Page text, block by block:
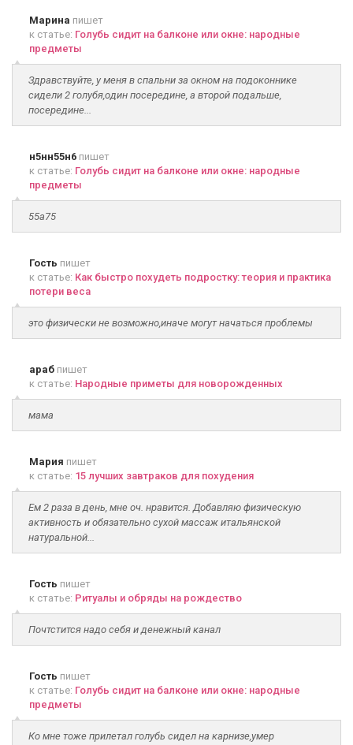
Марина пишет
к статье: Голубь сидит на балконе или окне: народные
предметы
Здравствуйте, у меня в спальни за окном на подоконнике
сидели 2 голубя,один посередине, а второй подальше,
посередине...
н5нн55н6 пишет
к статье: Голубь сидит на балконе или окне: народные
предметы
55а75
Гость пишет
к статье: Как быстро похудеть подростку: теория и практика
потери веса
это физически не возможно,иначе могут начаться проблемы
араб пишет
к статье: Народные приметы для новорожденных
мама
Мария пишет
к статье: 15 лучших завтраков для похудения
Ем 2 раза в день, мне оч. нравится. Добавляю физическую
активность и обязательно сухой массаж итальянской
натуральной...
Гость пишет
к статье: Ритуалы и обряды на рождество
Почтстится надо себя и денежный канал
Гость пишет
к статье: Голубь сидит на балконе или окне: народные
предметы
Ко мне тоже прилетал голубь сидел на карнизе,умер